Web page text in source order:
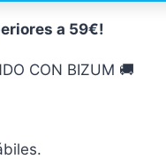
a 59€!
CON BIZUM 🚚